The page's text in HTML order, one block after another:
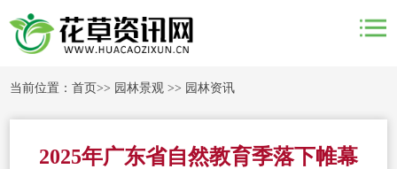
当前位置：首页>> 园林景观 >> 园林资讯
2025年广东省自然教育季落下帷幕